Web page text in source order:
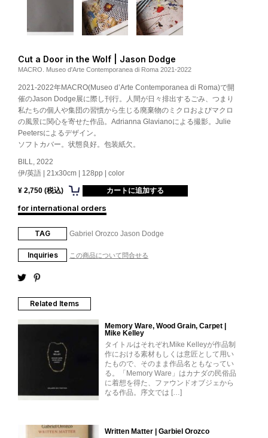
Cut a Door in the Wolf | Jason Dodge
MACRO. Museo d'Arte Contemporanea di Roma 2021-2022
2021-2022年MACRO(Museo d’Arte Contemporanea di Roma)で開
催のJason Dodge展に際し刊行。人間が日々排出するごみ、つまり
私たちの個人や集団の習慣から生じる廃棄物のミクロおよびマクロ
の風景に関心を寄せた作品。Adrianna Glavianoによる撮影。Julie
Peetersによるデザイン。
ソフトカバー。状態良好。包装紙欠。
BILL, 2022
伊/英語 | 21x30cm | 128pp | color
¥ 2,750 (税込)
for international orders
TAG Gabriel Orozco Jason Dodge
Inquiries この商品について問合せる
Related Items
Memory Ware, Wood Grain, Carpet |
Mike Kelley
タイトルはそれぞれMike Kelleyが作品制
作における素材もしくは意匠として用い
たもので、そのまま作品名ともなってい
る。「Memory Ware」はカナダの民俗品
に着想を得た、ファウンドオブジェから
なる作品。序文では […]
Written Matter | Garbiel Orozco